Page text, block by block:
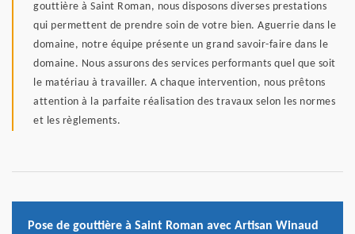
gouttière à Saint Roman, nous disposons diverses prestations
qui permettent de prendre soin de votre bien. Aguerrie dans le
domaine, notre équipe présente un grand savoir-faire dans le
domaine. Nous assurons des services performants quel que soit
le matériau à travailler. A chaque intervention, nous prêtons
attention à la parfaite réalisation des travaux selon les normes
et les règlements.
Pose de gouttière à Saint Roman avec Artisan Winaud